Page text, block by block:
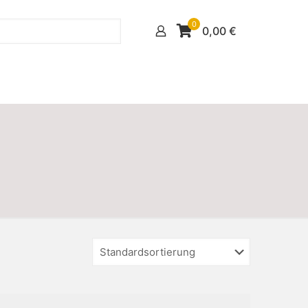
0 0,00 €